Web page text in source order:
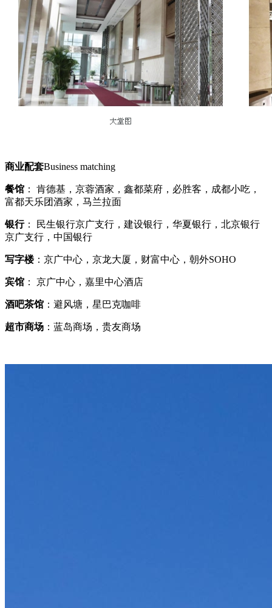
商业配套Business matching
餐馆 ： 肯德基，京蓉酒家，鑫都菜府，必胜客，成都小吃，
富都天乐团酒家，马兰拉面
银行： 民生银行京广支行，建设银行，华夏银行，北京银行
京广支行，中国银行
写字楼：京广中心，京龙大厦，财富中心，朝外SOHO
宾馆 ： 京广中心，嘉里中心酒店
酒吧茶馆 ：避风塘，星巴克咖啡
超市商场 ：蓝岛商场，贵友商场